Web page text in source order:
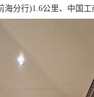
分行)1.6公里、中国工